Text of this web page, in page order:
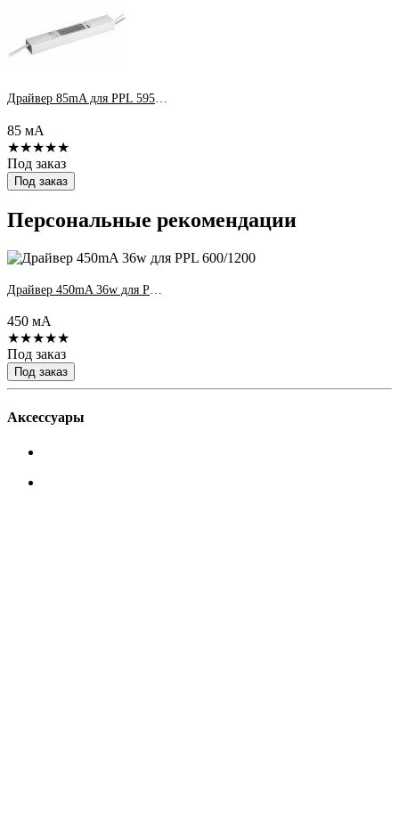
Драйвер 85mA для PPL 595/U 36w Jazzway (sw)
85 мА
★★★★★
Под заказ
Под заказ
Персональные рекомендации
450 мА
★★★★★
Под заказ
Под заказ
Аксессуары